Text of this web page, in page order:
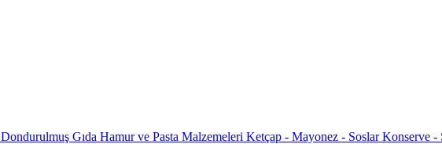
Dondurulmuş Gıda Hamur ve Pasta Malzemeleri Ketçap - Mayonez - SoslarKonserve -